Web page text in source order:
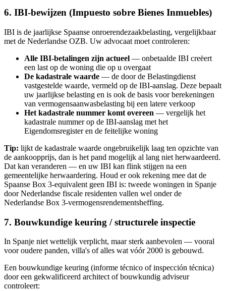
6. IBI-bewijzen (Impuesto sobre Bienes Inmuebles)
IBI is de jaarlijkse Spaanse onroerendezaakbelasting, vergelijkbaar
met de Nederlandse OZB. Uw advocaat moet controleren:
Alle IBI-betalingen zijn actueel — onbetaalde IBI creëert
een last op de woning die op u overgaat
De kadastrale waarde — de door de Belastingdienst
vastgestelde waarde, vermeld op de IBI-aanslag. Deze bepaalt
uw jaarlijkse belasting en is ook de basis voor berekeningen
van vermogensaanwasbelasting bij een latere verkoop
Het kadastrale nummer komt overeen — vergelijk het
kadastrale nummer op de IBI-aanslag met het
Eigendomsregister en de feitelijke woning
Tip: lijkt de kadastrale waarde ongebruikelijk laag ten opzichte van
de aankoopprijs, dan is het pand mogelijk al lang niet herwaardeerd.
Dat kan veranderen — en uw IBI kan flink stijgen na een
gemeentelijke herwaardering. Houd er ook rekening mee dat de
Spaanse Box 3-equivalent geen IBI is: tweede woningen in Spanje
door Nederlandse fiscale residenten vallen wel onder de
Nederlandse Box 3-vermogensrendementsheffing.
7. Bouwkundige keuring / structurele inspectie
In Spanje niet wettelijk verplicht, maar sterk aanbevolen — vooral
voor oudere panden, villa's of alles wat vóór 2000 is gebouwd.
Een bouwkundige keuring (informe técnico of inspección técnica)
door een gekwalificeerd architect of bouwkundig adviseur
controleert: